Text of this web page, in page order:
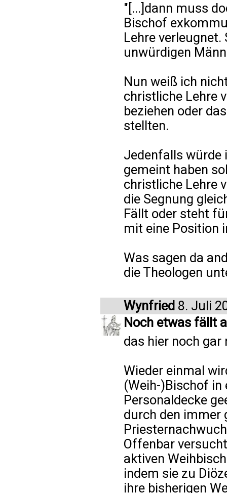
"[...]dann muss
Bischof
Lehre
unwürdigen
Nun weiß ich
christliche Lehre
beziehen oder
stellten.
Jedenfalls würde
gemeint haben
christliche Lehre
die Segnung
Fällt oder steht
mit eine Position
Was sagen da
die Theologen
Wynfried 8. Juli
Noch etwas fällt
das hier noch
Wieder einmal
(Weih-)Bischof
Personaldecke
durch den immer
Offenbar
aktiven
indem sie zu
ihre bisherigen